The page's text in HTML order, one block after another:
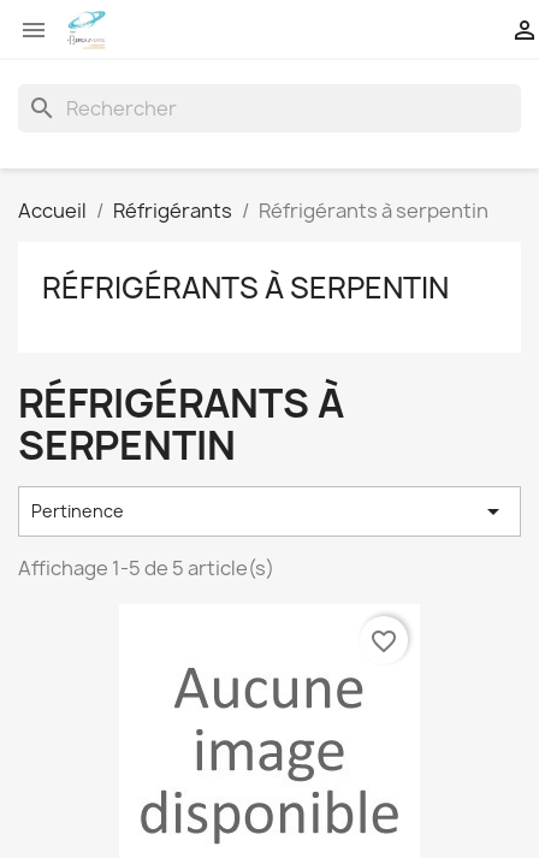
 
search
Accueil Réfrigérants Réfrigérants à serpentin
RÉFRIGÉRANTS À SERPENTIN
RÉFRIGÉRANTS À
SERPENTIN
Pertinence 
Affichage 1-5 de 5 article(s)
favorite_border